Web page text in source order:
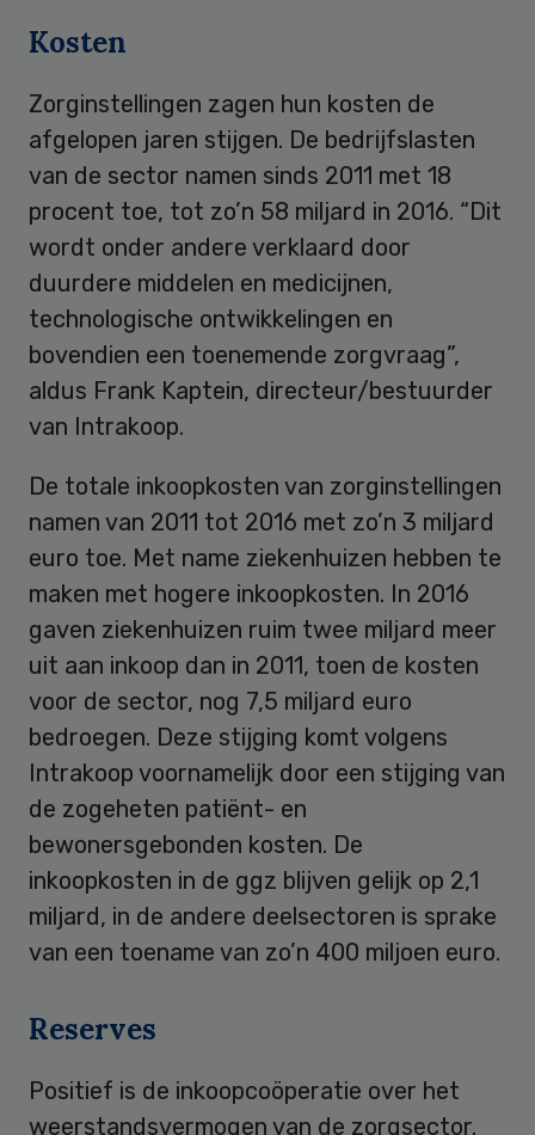
Kosten
Zorginstellingen zagen hun kosten de
afgelopen jaren stijgen. De bedrijfslasten
van de sector namen sinds 2011 met 18
procent toe, tot zo’n 58 miljard in 2016. “Dit
wordt onder andere verklaard door
duurdere middelen en medicijnen,
technologische ontwikkelingen en
bovendien een toenemende zorgvraag”,
aldus Frank Kaptein, directeur/bestuurder
van Intrakoop.
De totale inkoopkosten van zorginstellingen
namen van 2011 tot 2016 met zo’n 3 miljard
euro toe. Met name ziekenhuizen hebben te
maken met hogere inkoopkosten. In 2016
gaven ziekenhuizen ruim twee miljard meer
uit aan inkoop dan in 2011, toen de kosten
voor de sector, nog 7,5 miljard euro
bedroegen. Deze stijging komt volgens
Intrakoop voornamelijk door een stijging van
de zogeheten patiënt- en
bewonersgebonden kosten. De
inkoopkosten in de ggz blijven gelijk op 2,1
miljard, in de andere deelsectoren is sprake
van een toename van zo’n 400 miljoen euro.
Reserves
Positief is de inkoopcoöperatie over het
weerstandsvermogen van de zorgsector.